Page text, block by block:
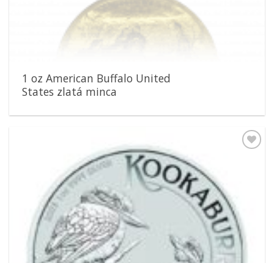
1 oz American Buffalo United
States zlatá minca